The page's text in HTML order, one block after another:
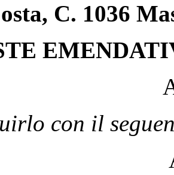
C. 1036
con il